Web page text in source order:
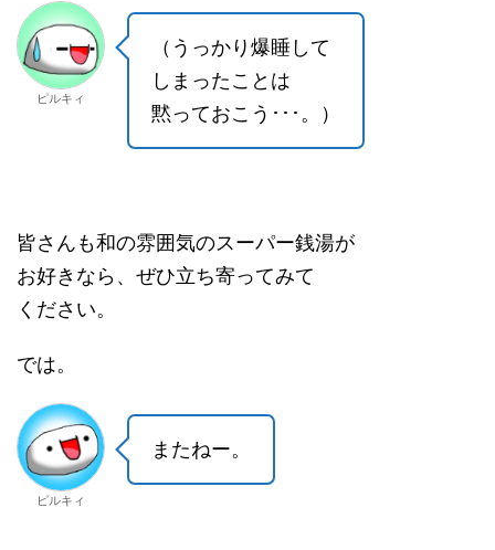
ピルキィ
（うっかり爆睡して
しまったことは
黙っておこう･･･。）
皆さんも和の雰囲気のスーパー銭湯が
お好きなら、ぜひ立ち寄ってみて
ください。
では。
ピルキィ
またねー。